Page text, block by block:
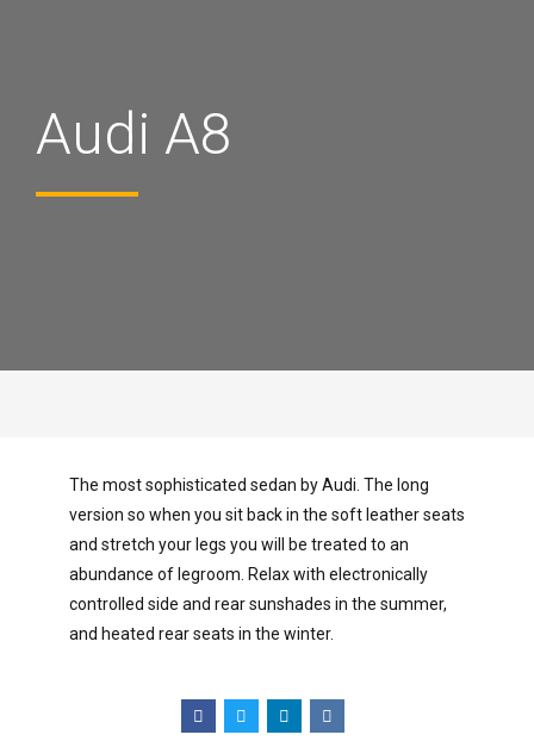
Audi A8
The most sophisticated sedan by Audi. The long
version so when you sit back in the soft leather seats
and stretch your legs you will be treated to an
abundance of legroom. Relax with electronically
controlled side and rear sunshades in the summer,
and heated rear seats in the winter.